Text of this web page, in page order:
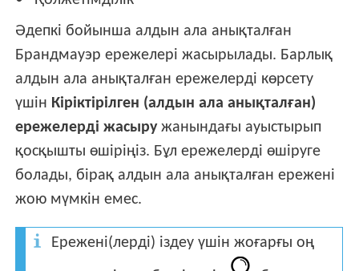
Әдепкі бойынша алдын ала анықталған
Брандмауэр ережелері жасырылады. Барлық
алдын ала анықталған ережелерді көрсету
үшін Кіріктірілген (алдын ала анықталған)
ережелерді жасыружанындағы ауыстырып
қосқышты өшіріңіз. Бұл ережелерді өшіруге
болады, бірақ алдын ала анықталған ережені
жою мүмкін емес.
Ережені(лерді) іздеу үшін жоғарғы оң